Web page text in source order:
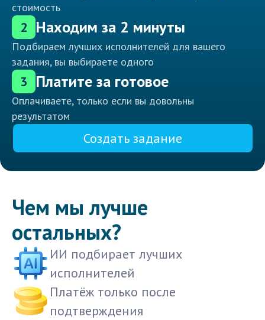
стоимость
2 Находим за 2 минуты
Подбираем лучших исполнителей для вашего
задания, вы выбираете одного
3 Платите за готовое
Оплачиваете, только если вы довольны
результатом
Создать задание
Чем мы лучше
остальных?
ИИ подбирает лучших
исполнителей
Платёж только после
подтверждения